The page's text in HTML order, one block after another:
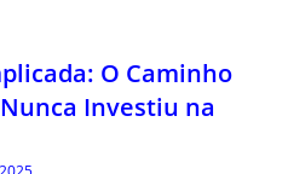
O Caminho
Investiu na